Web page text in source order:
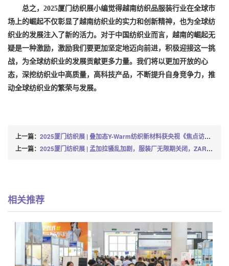
总之，2025厦门纺织展小编觉得越南纺织品服装行业在全球市
场上的崛起不仅彰显了越南纺织业的实力和创新精神，也为全球纺
织业的发展注入了新的活力。对于中国纺织业而言，越南的崛起无
疑是一种激励，激励我们要更加坚定地迈向前进，积极迎接这一挑
战，为全球纺织业的发展贡献更多力量。我们将以更加开放的心
态，深挖纺织业中高质量，高科技产品，不断提升自身竞争力，推
动全球纺织业的繁荣与发展。
上一篇： 2025厦门纺织展 | 叠加态Y-Warm纺织新材料获央视《焦点访谈》报道
上一篇： 2025厦门纺织展 | 孟加拉骚乱加剧，服装厂无限期关闭，ZARA优衣库等品牌受影响
相关推荐